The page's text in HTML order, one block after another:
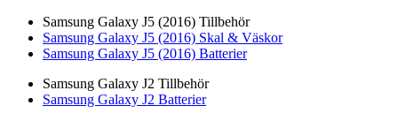
Samsung Galaxy J5 (2016) Tillbehör
Samsung Galaxy J5 (2016) Skal & Väskor
Samsung Galaxy J5 (2016) Batterier
Samsung Galaxy J2 Tillbehör
Samsung Galaxy J2 Batterier